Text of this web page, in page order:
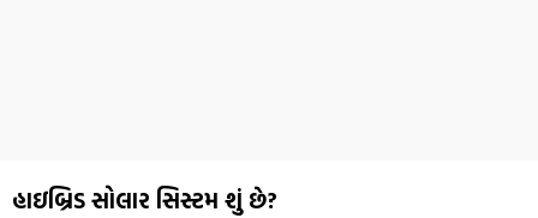
હાઇબ્રિડ સોલાર સિસ્ટમ શું છે?